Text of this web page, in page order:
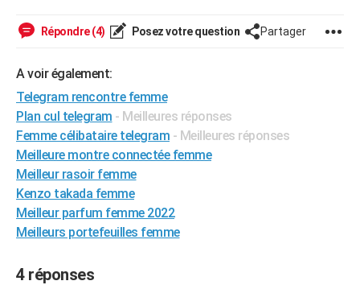
Répondre (4) Posez votre question Partager
A voir également:
Telegram rencontre femme
Plan cul telegram - Meilleures réponses
Femme célibataire telegram - Meilleures réponses
Meilleure montre connectée femme
Meilleur rasoir femme
Kenzo takada femme
Meilleur parfum femme 2022
Meilleurs portefeuilles femme
4 réponses